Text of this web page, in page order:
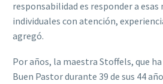
responsabilidad es responder a esas
individuales con atención,
agregó.
Por años, la maestra Stoffels, que
Buen Pastor durante 39 de sus 44